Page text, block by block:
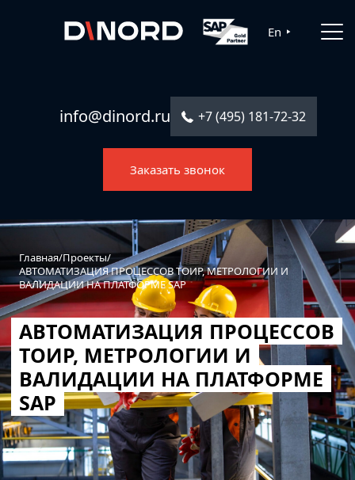
En
info@dinord.ru +7 (495) 181-72-32
Заказать звонок
Главная/Проекты/
АВТОМАТИЗАЦИЯ ПРОЦЕССОВ ТОИР, МЕТРОЛОГИИ И
ВАЛИДАЦИИ НА ПЛАТФОРМЕ SAP
АВТОМАТИЗАЦИЯ ПРОЦЕССОВ
ТОИР, МЕТРОЛОГИИ И
ВАЛИДАЦИИ НА ПЛАТФОРМЕ
SAP
Главная
Отрасли
О компании
Контакты